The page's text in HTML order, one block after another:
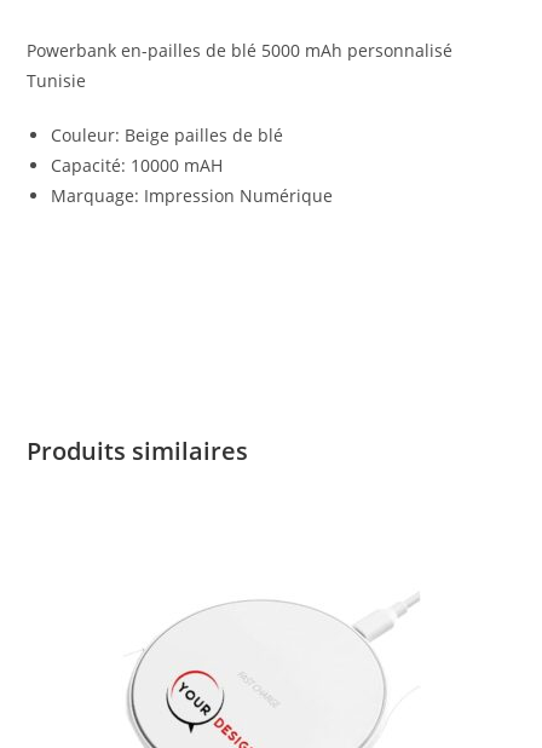
Powerbank en-pailles de blé 5000 mAh personnalisé
Tunisie
Couleur: Beige pailles de blé
Capacité: 10000 mAH
Marquage: Impression Numérique
Produits similaires